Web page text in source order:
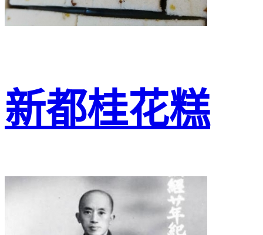
新都桂花糕